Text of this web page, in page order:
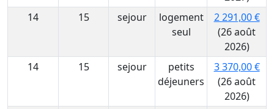
14
15 sejour
logement
seul
2 291,00 €
(26 août
2026)
14
15 sejour
petits
déjeuners
3 370,00 €
(26 août
2026)